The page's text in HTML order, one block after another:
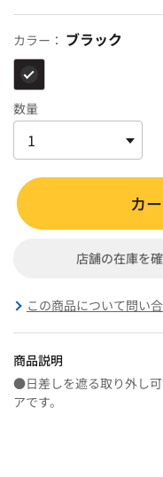
カラー： ブラック
数量
カ
店舗の在庫を
この商品について問い
商品説明
●日差しを遮る取り外し
アです。